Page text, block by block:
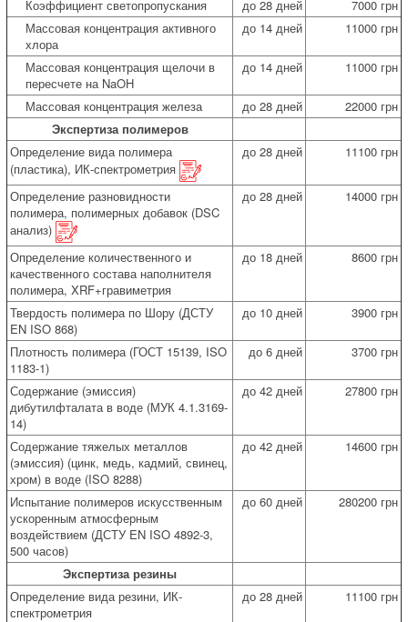
Коэффициент светопропускания до 28 дней
7000 грн
Массовая концентрация активного
хлора
до 14 дней 11000 грн
Массовая концентрация щелочи в
пересчете на NaOH
до 14 дней 11000 грн
Массовая концентрация железа до 28 дней
22000 грн
Экспертиза полимеров
Определение вида полимера
(пластика), ИК-спектрометрия
до 28 дней 11100 грн
Определение разновидности
полимера, полимерных добавок (DSC
анализ)
до 28 дней 14000 грн
Определение количественного и
качественного состава наполнителя
полимера, XRF+гравиметрия
до 18 дней 8600 грн
Твердость полимера по Шору (ДСТУ
EN ISO 868)
до 10 дней 3900 грн
Плотность полимера (ГОСТ 15139, ISO
1183-1)
до 6 дней 3700 грн
Содержание (эмиссия)
дибутилфталата в воде (МУК 4.1.3169-
14)
до 42 дней 27800 грн
Содержание тяжелых металлов
(эмиссия) (цинк, медь, кадмий, свинец,
хром) в воде (ISO 8288)
до 42 дней 14600 грн
Испытание полимеров искусственным
ускоренным атмосферным
воздействием (ДСТУ EN ISO 4892-3,
500 часов)
до 60 дней 280200 грн
Экспертиза резины
Определение вида резини, ИК-
спектрометрия
до 28 дней 11100 грн